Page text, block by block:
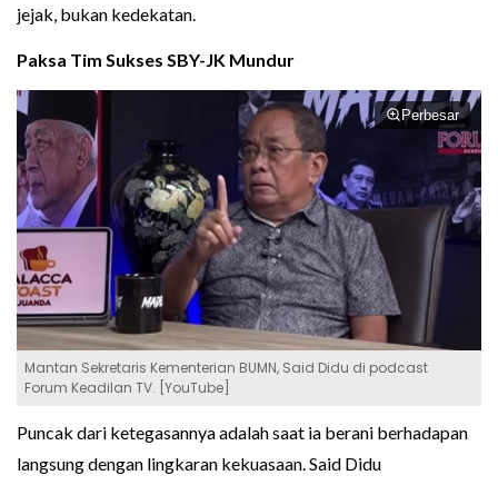
jejak, bukan kedekatan.
Paksa Tim Sukses SBY-JK Mundur
Perbesar
Mantan Sekretaris Kementerian BUMN, Said Didu di podcast
Forum Keadilan TV. [YouTube]
Puncak dari ketegasannya adalah saat ia berani berhadapan
langsung dengan lingkaran kekuasaan. Said Didu